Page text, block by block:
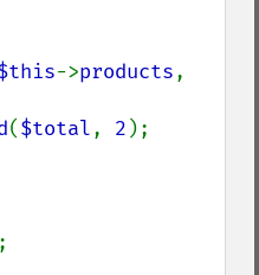
->products
($total, 2 );
;